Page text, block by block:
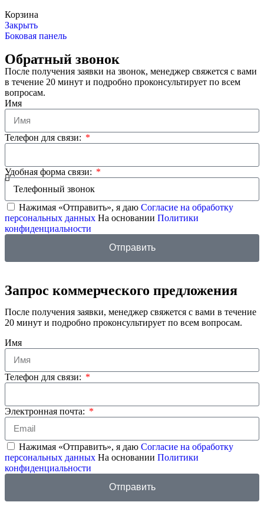
Корзина
Закрыть
Боковая панель
Обратный звонок
После получения заявки на звонок, менеджер свяжется с вами
в течение 20 минут и подробно проконсультирует по всем
вопросам.
Имя
Телефон для связи:
Удобная форма связи:
Нажимая «Отправить», я даю Согласие на обработку
персональных данных На основании Политики
конфиденциальности
Отправить
Запрос коммерческого предложения
После получения заявки, менеджер свяжется с вами в течение
20 минут и подробно проконсультирует по всем вопросам.
Имя
Телефон для связи:
Электронная почта:
Нажимая «Отправить», я даю Согласие на обработку
персональных данных На основании Политики
конфиденциальности
Отправить